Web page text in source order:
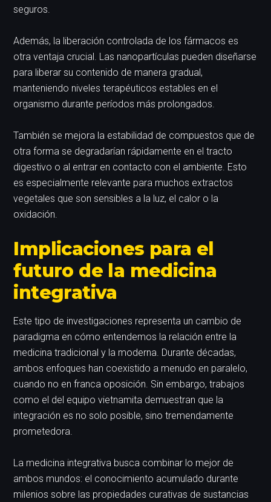
seguros.
Además, la liberación controlada de los fármacos es
otra ventaja crucial. Las nanopartículas pueden diseñarse
para liberar su contenido de manera gradual,
manteniendo niveles terapéuticos estables en el
organismo durante períodos más prolongados.
También se mejora la estabilidad de compuestos que de
otra forma se degradarían rápidamente en el tracto
digestivo o al entrar en contacto con el ambiente. Esto
es especialmente relevante para muchos extractos
vegetales que son sensibles a la luz, el calor o la
oxidación.
Implicaciones para el
futuro de la medicina
integrativa
Este tipo de investigaciones representa un cambio de
paradigma en cómo entendemos la relación entre la
medicina tradicional y la moderna. Durante décadas,
ambos enfoques han coexistido a menudo en paralelo,
cuando no en franca oposición. Sin embargo, trabajos
como el del equipo vietnamita demuestran que la
integración es no solo posible, sino tremendamente
prometedora.
La medicina integrativa busca combinar lo mejor de
ambos mundos: el conocimiento acumulado durante
milenios sobre las propiedades curativas de sustancias